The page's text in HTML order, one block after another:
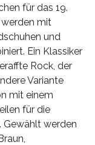
für das 19.
mit
und
Ein Klassiker
Rock, der
Variante
mit einem
für die
Gewählt werden